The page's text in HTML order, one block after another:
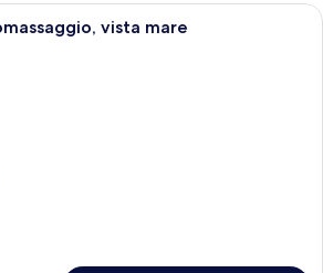
Una terrazza panoramica sul tetto
vista mare